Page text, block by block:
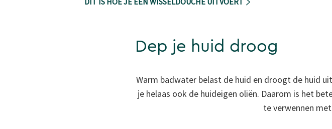
Dep je huid droog
Warm badwater belast de huid en droogt de huid
je helaas ook de huideigen oliën. Daarom is het
te verwennen